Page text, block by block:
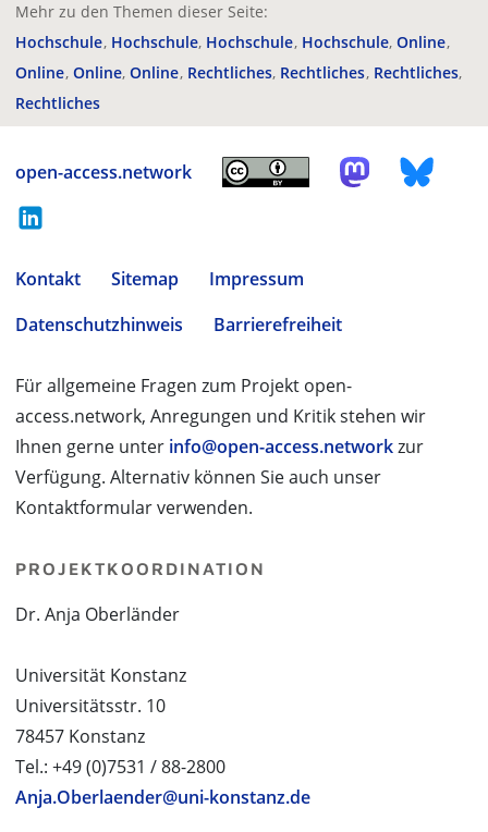
Mehr zu den Themen dieser Seite:
Hochschule Hochschule Hochschule Hochschule Online
Online Online Online Rechtliches Rechtliches Rechtliches
Rechtliches
open-access.network
Kontakt Sitemap
Impressum
Datenschutzhinweis
Barrierefreiheit
Für allgemeine Fragen zum Projekt open-
access.network, Anregungen und Kritik stehen wir
Ihnen gerne unter info@open-access.networkzur
Verfügung. Alternativ können Sie auch unser
Kontaktformular verwenden.
PROJEKTKOORDINATION
Dr. Anja Oberländer
Universität Konstanz
Universitätsstr. 10
78457 Konstanz
Tel.: +49 (0)7531 / 88-2800
Anja.Oberlaender@uni-konstanz.de